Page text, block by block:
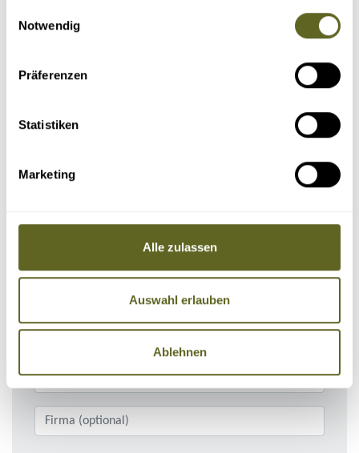
Notwendig
Präferenzen
Statistiken
Marketing
Alle zulassen
Auswahl erlauben
Ablehnen